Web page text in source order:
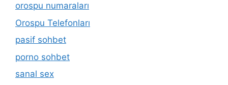
orospu numaraları
Orospu Telefonları
pasif sohbet
porno sohbet
sanal sex